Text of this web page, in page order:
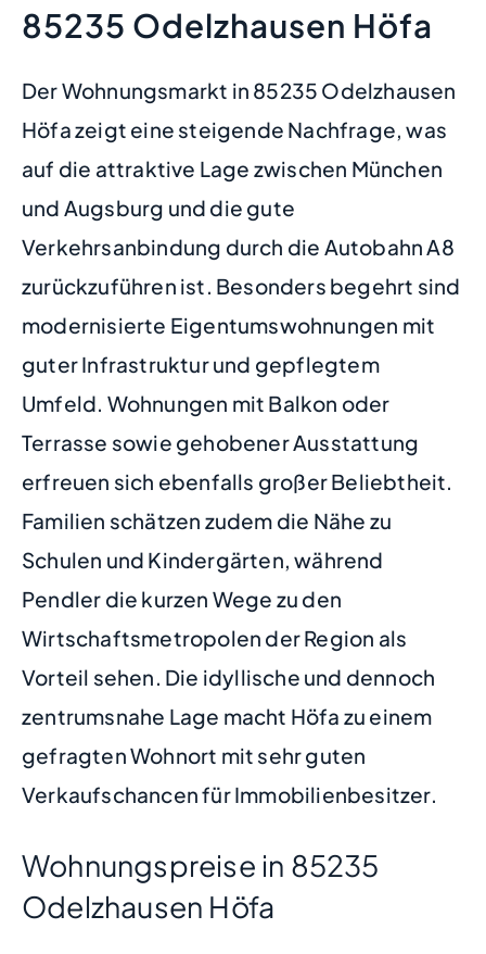
85235 Odelzhausen Höfa
Der Wohnungsmarkt in 85235 Odelzhausen
Höfa zeigt eine steigende Nachfrage, was
auf die attraktive Lage zwischen München
und Augsburg und die gute
Verkehrsanbindung durch die Autobahn A8
zurückzuführen ist. Besonders begehrt sind
modernisierte Eigentumswohnungen mit
guter Infrastruktur und gepflegtem
Umfeld. Wohnungen mit Balkon oder
Terrasse sowie gehobener Ausstattung
erfreuen sich ebenfalls großer Beliebtheit.
Familien schätzen zudem die Nähe zu
Schulen und Kindergärten, während
Pendler die kurzen Wege zu den
Wirtschaftsmetropolen der Region als
Vorteil sehen. Die idyllische und dennoch
zentrumsnahe Lage macht Höfa zu einem
gefragten Wohnort mit sehr guten
Verkaufschancen für Immobilienbesitzer.
Wohnungspreise in 85235
Odelzhausen Höfa